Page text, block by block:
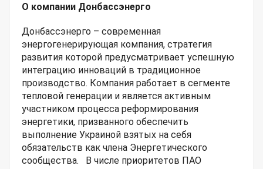
О компании Донбассэнерго
Донбассэнерго – современная
энергогенерирующая компания, стратегия
развития которой предусматривает успешную
интеграцию инноваций в традиционное
производство. Компания работает в сегменте
тепловой генерации и является активным
участником процесса реформирования
энергетики, призванного обеспечить
выполнение Украиной взятых на себя
обязательств как члена Энергетического
сообщества. В числе приоритетов ПАО